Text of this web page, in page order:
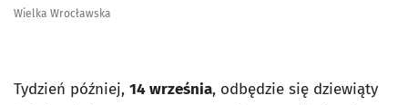
Wielka Wrocławska
Tydzień później, 14 września, odbędzie się dziewiąty